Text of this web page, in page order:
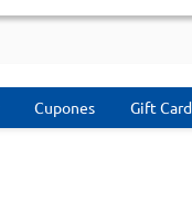
Cupones Gift Card